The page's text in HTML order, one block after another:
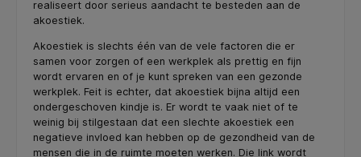
realiseert door serieus aandacht te besteden aan de
akoestiek.
Akoestiek is slechts één van de vele factoren die er
samen voor zorgen of een werkplek als prettig en fijn
wordt ervaren en of je kunt spreken van een gezonde
werkplek. Feit is echter, dat akoestiek bijna altijd een
ondergeschoven kindje is. Er wordt te vaak niet of te
weinig bij stilgestaan dat een slechte akoestiek een
negatieve invloed kan hebben op de gezondheid van de
mensen die in de ruimte moeten werken. Die link wordt